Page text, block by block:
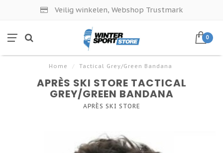
Veilig winkelen, Webshop Trustmark
0
Home / Tactical Grey/Green Bandana
APRÈS SKI STORE TACTICAL
GREY/GREEN BANDANA
APRÈS SKI STORE